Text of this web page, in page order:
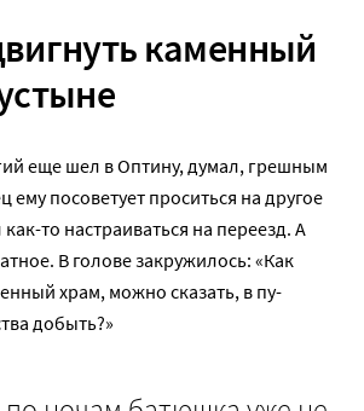
каменный
еще шел в Оптину, думал, грешным
ему посоветует проситься на другое
то настраиваться на переезд. А
В голове закружилось: «Как
храм, мож­но ска­зать, в пу­
добыть?»